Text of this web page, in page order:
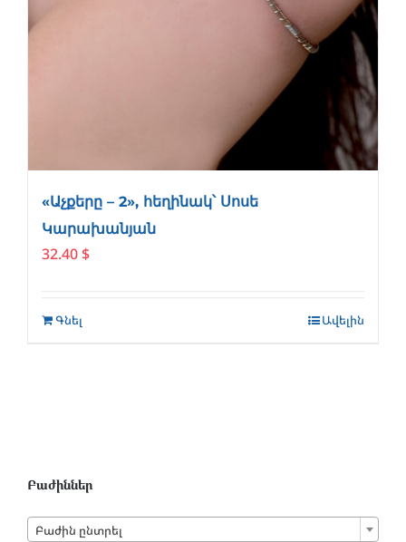
«Աչքերը – 2», հեղինակ՝ Սոսե
Կարախանյան
32.40 $
Գնել Ավելին
Բաժիններ
Բաժին ընտրել